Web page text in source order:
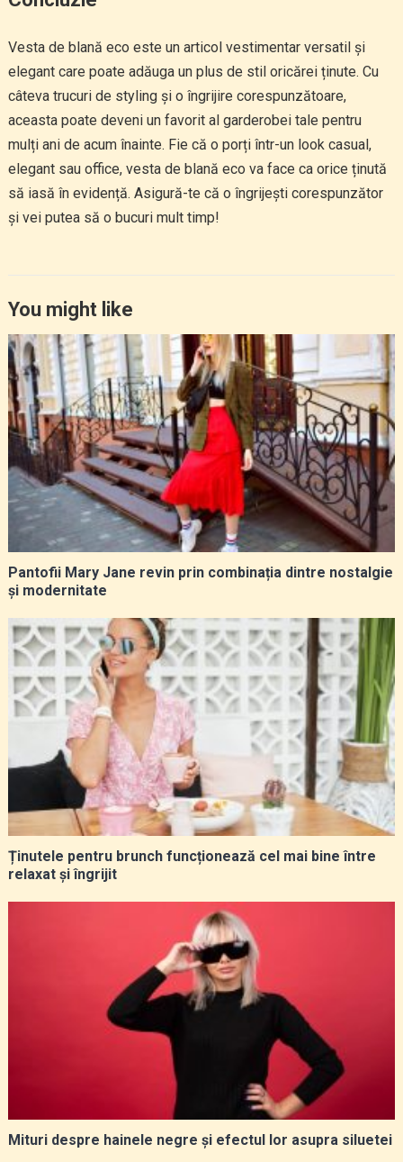
Vesta de blană eco este un articol vestimentar versatil și
elegant care poate adăuga un plus de stil oricărei ținute. Cu
câteva trucuri de styling și o îngrijire corespunzătoare,
aceasta poate deveni un favorit al garderobei tale pentru
mulți ani de acum înainte. Fie că o porți într-un look casual,
elegant sau office, vesta de blană eco va face ca orice ținută
să iasă în evidență. Asigură-te că o îngrijești corespunzător
și vei putea să o bucuri mult timp!
You might like
Pantofii Mary Jane revin prin combinația dintre nostalgie
și modernitate
Ținutele pentru brunch funcționează cel mai bine între
relaxat și îngrijit
Mituri despre hainele negre și efectul lor asupra siluetei